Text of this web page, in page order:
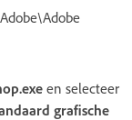
en selecteer
grafische